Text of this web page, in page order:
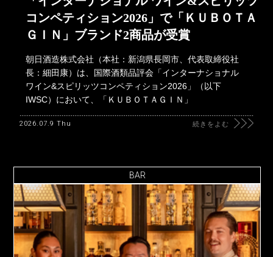
コンペティション2026」で「ＫＵＢＯＴＡ
ＧＩＮ」ブランド2商品が受賞
朝日酒造株式会社（本社：新潟県長岡市、代表取締役社
長：細田康）は、国際酒類品評会「インターナショナル
ワイン&スピリッツコンペティション2026」（以下
IWSC）において、「ＫＵＢＯＴＡＧＩＮ」
2026.07.9 Thu 続きをよむ
BAR